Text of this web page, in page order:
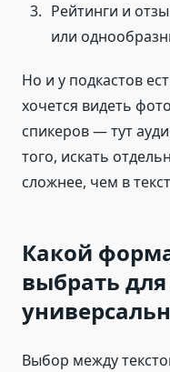
Рейтинги и
или
Но и у подкастов
хочется видеть
спикеров — тут
того, искать
сложнее, чем в
Какой
выбрать
Выбор между